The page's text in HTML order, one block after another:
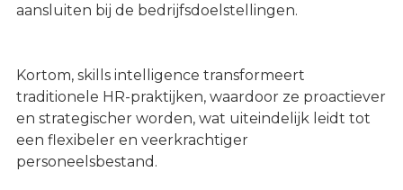
aansluiten bij de bedrijfsdoelstellingen.
Kortom, skills intelligence transformeert
traditionele HR-praktijken, waardoor ze proactiever
en strategischer worden, wat uiteindelijk leidt tot
een flexibeler en veerkrachtiger
personeelsbestand.